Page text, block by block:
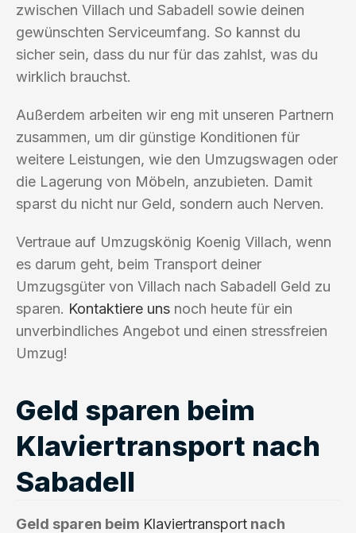
zwischen Villach und Sabadell sowie deinen
gewünschten Serviceumfang. So kannst du
sicher sein, dass du nur für das zahlst, was du
wirklich brauchst.
Außerdem arbeiten wir eng mit unseren Partnern
zusammen, um dir günstige Konditionen für
weitere Leistungen, wie den Umzugswagen oder
die Lagerung von Möbeln, anzubieten. Damit
sparst du nicht nur Geld, sondern auch Nerven.
Vertraue auf Umzugskönig Koenig Villach, wenn
es darum geht, beim Transport deiner
Umzugsgüter von Villach nach Sabadell Geld zu
sparen. Kontaktiere uns noch heute für ein
unverbindliches Angebot und einen stressfreien
Umzug!
Geld sparen beim
Klaviertransport nach
Sabadell
Geld sparen beim Klaviertransport nach